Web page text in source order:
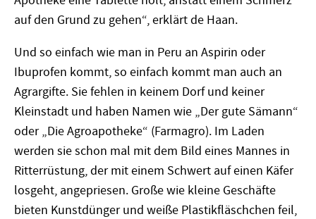
auf den Grund zu gehen“, erklärt de Haan.
Und so einfach wie man in Peru an Aspirin oder
Ibuprofen kommt, so einfach kommt man auch an
Agrargifte. Sie fehlen in keinem Dorf und keiner
Kleinstadt und haben Namen wie „Der gute Sämann“
oder „Die Agroapotheke“ (Farmagro). Im Laden
werden sie schon mal mit dem Bild eines Mannes in
Ritterrüstung, der mit einem Schwert auf einen Käfer
losgeht, angepriesen. Große wie kleine Geschäfte
bieten Kunstdünger und weiße Plastikfläschchen feil,